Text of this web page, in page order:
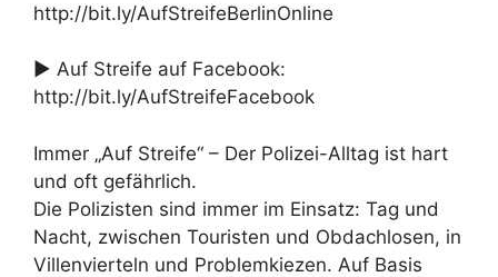
http://bit.ly/AufStreifeBerlinOnline
► Auf Streife auf Facebook:
http://bit.ly/AufStreifeFacebook
Immer „Auf Streife“ – Der Polizei-Alltag ist hart
und oft gefährlich.
Die Polizisten sind immer im Einsatz: Tag und
Nacht, zwischen Touristen und Obdachlosen, in
Villenvierteln und Problemkiezen. Auf Basis